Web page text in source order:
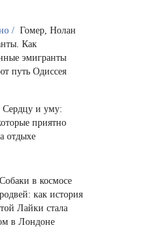
/ Гомер, Нолан
Как
эмигранты
путь Одиссея
Сердцу и уму:
приятно
отдыхе
Собаки в космосе
как история
Лайки стала
в Лондоне